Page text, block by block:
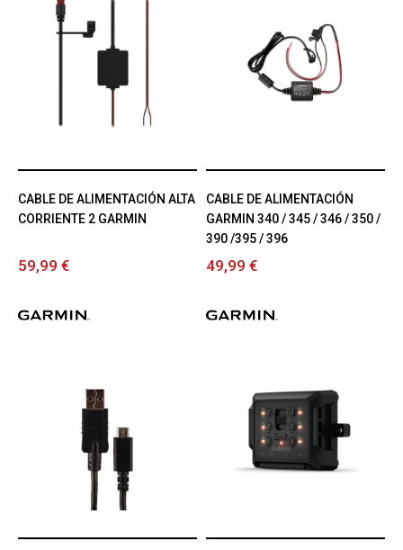
CABLE DE ALIMENTACIÓN ALTA
CORRIENTE 2 GARMIN
59,99 €
CABLE DE ALIMENTACIÓN
GARMIN 340 / 345 / 346 / 350 /
390 /395 / 396
49,99 €